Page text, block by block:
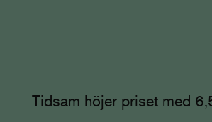
Tidsam höjer priset med